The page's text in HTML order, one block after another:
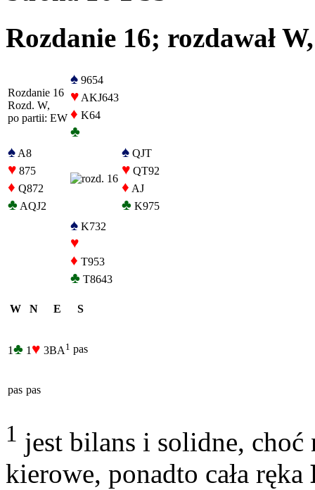
Rozdanie 16; rozdawał
Rozdanie 16
Rozd. W,
po partii: EW
♠ 9654
♥AKJ643
♦ K64
♣
♠A8
♥ 875
♦ Q872
♣AQJ2
♠ QJT
♥ QT92
♦ AJ
♣ K975
♠ K732
♥
♦ T953
♣ T8643
W N E S
1♣ 1♥ 3BA1 pas
pas pas
1 jest bilans i solidne,
kierowe, ponadto cała ręka